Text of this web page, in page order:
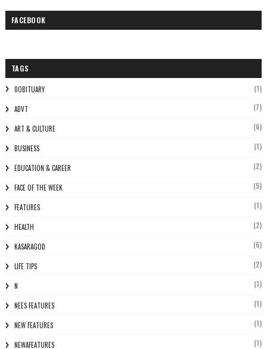
FACEBOOK
TAGS
0OBITUARY (1)
ADVT (7)
ART & CULTURE (6)
BUSINESS (1)
EDUCATION & CAREER (2)
FACE OF THE WEEK (5)
FEATURES (1)
HEALTH (2)
KASARAGOD (6)
LIFE TIPS (2)
N (1)
NEES FEATURES (1)
NEW FEATURES (1)
NEWAFEATURES (1)